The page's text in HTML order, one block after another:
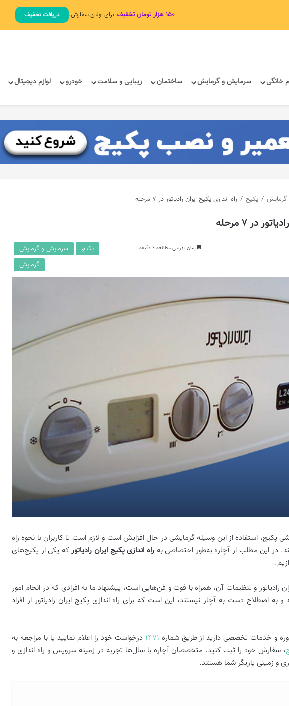
۱۵۰ هزار تومان تخفیف | برای اولین سفارش. دریافت تخفیف
خانگی سرمایش و گرمایش ساختمان زیبایی و سلامت خودرو لوازم دیجیتال
گرمایش / پکیج / راه اندازی پکیج ایران رادیاتور در 7 مرحله
در 7 مرحله
زمان تقریبی مطالعه 6 دقیقه پکیج
سرمایش و گرمایش
گرمایش
پکیج، استفاده از این وسیله گرمایشی در حال افزایش است و لازم است تا کاربران با نحوه راه
در این مطلب از آچاره به‌طور اختصاصی بهراه اندازی پکیج ایران رادیاتورکه یکی از پکیج‌های
رادياتور و تنظیمات آن، همراه با فوت و فن‌هایی است، پیشنهاد ما به افرادی که در انجام امور
و به اصطلاح دست به آچار نیستند، این است که برای راه اندازی پکیج ایران رادیاتور از افراد
و خدمات تخصصی دارید از طریق شماره 1471 درخواست خود را اعلام نمایید یا با مراجعه به
، سفارش خود را ثبت کنید. متخصصان آچاره با سال‌ها تجربه در زمینه سرویس و راه اندازی و
و زمینی یاریگر شما هستند.